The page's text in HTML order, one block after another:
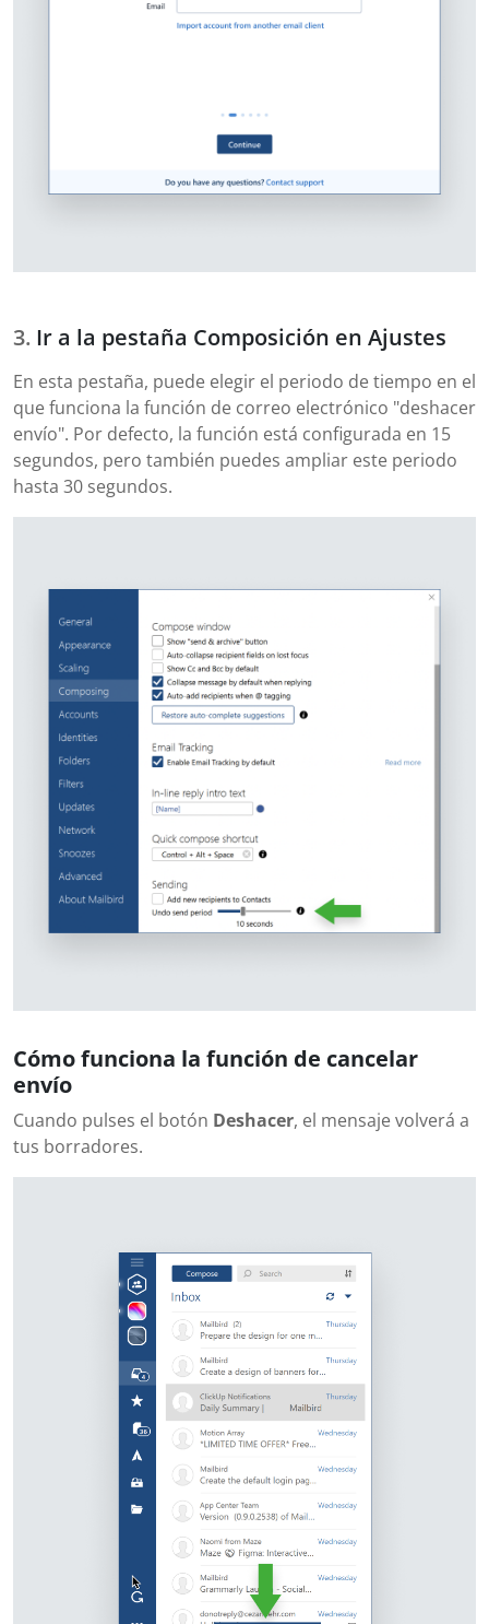
Ir a la pestaña Composición en Ajustes
En esta pestaña, puede elegir el periodo de tiempo en el
que funciona la función de correo electrónico "deshacer
envío". Por defecto, la función está configurada en 15
segundos, pero también puedes ampliar este periodo
hasta 30 segundos.
Cómo funciona la función de cancelar
envío
Cuando pulses el botón Deshacer, el mensaje volverá a
tus borradores.